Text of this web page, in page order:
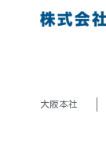
大阪本社